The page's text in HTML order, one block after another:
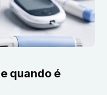
quando é